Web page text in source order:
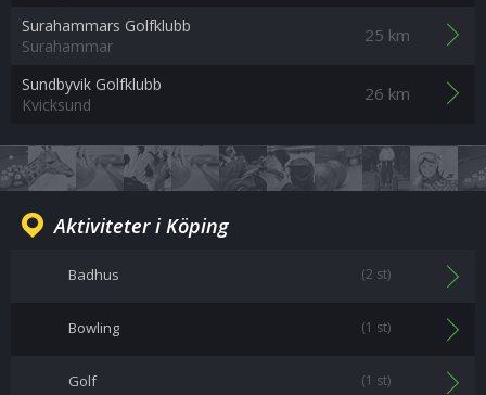
Surahammars Golfklubb
Surahammar
25 km
Sundbyvik Golfklubb
Kvicksund
26 km
Aktiviteter i Köping
Badhus (2 st)
Bowling (1 st)
Golf (1 st)